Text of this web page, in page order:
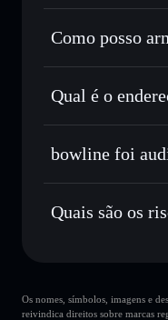
Utilizar DCA—
Enviar de
Privacidade
Como posso
Qual é o
bowline foi
bowline
Quais são os
bowline
Os nomes, símbolos, imagens e
reivindica direitos sobre marcas